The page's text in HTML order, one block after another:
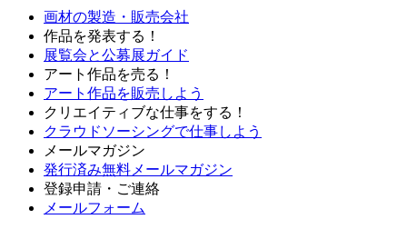
画材の製造・販売会社
作品を発表する！
展覧会と公募展ガイド
アート作品を売る！
アート作品を販売しよう
クリエイティブな仕事をする！
クラウドソーシングで仕事しよう
メールマガジン
発行済み無料メールマガジン
登録申請・ご連絡
メールフォーム